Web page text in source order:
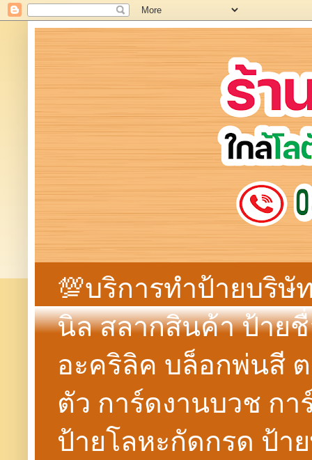
💯บริการทำป้ายบริษั
นิล สลากสินค้า ป้าย
อะคริลิค บล็อกพ่นสี
ตัว การ์ดงานบวช ก
ป้ายโลหะกัดกรด ป้า